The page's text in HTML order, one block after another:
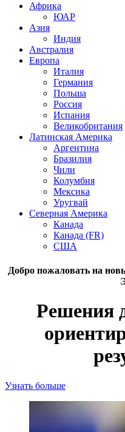
Африка
ЮАР
Азия
Индия
Австралия
Европа
Италия
Германия
Польша
Россия
Испания
Великобритания
Латинская Америка
Аргентина
Бразилия
Чили
Колумбия
Мексика
Уругвай
Северная Америка
Канада
Канада (FR)
США
Добро пожаловать на
Решения
Узнать больше